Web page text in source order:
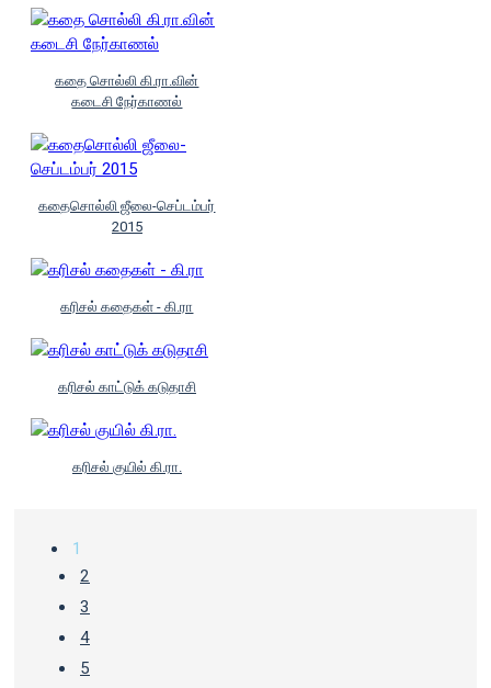
கதை சொல்லி கி.ரா.வின்
கடைசி நேர்காணல்
கதைசொல்லி ஜீலை-செப்டம்பர்
2015
கரிசல் கதைகள் - கி.ரா
கரிசல் காட்டுக் கடுதாசி
கரிசல் குயில் கி.ரா.
1
2
3
4
5